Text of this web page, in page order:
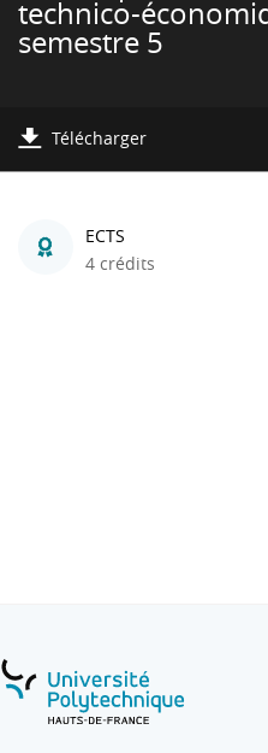
technico-
semestre 5
Télécharger
ECTS
4 crédits